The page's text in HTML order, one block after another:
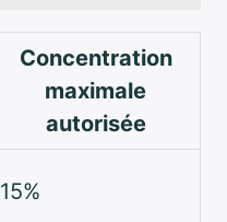
Concentration
maximale
autorisée
15%